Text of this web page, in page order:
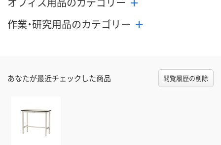
作業・研究用品のカテゴリー
あなたが最近チェックした商品 閲覧履歴の削除